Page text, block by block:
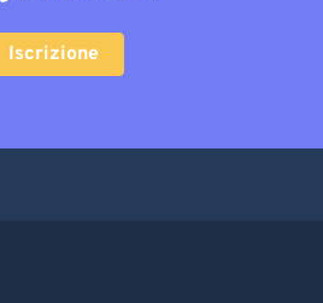
Iscrizione